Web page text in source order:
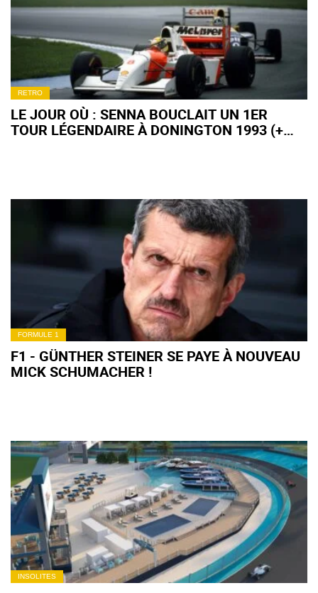
RETRO
LE JOUR OÙ : SENNA BOUCLAIT UN 1ER
TOUR LÉGENDAIRE À DONINGTON 1993 (+
FORMULE 1
F1 - GÜNTHER STEINER SE PAYE À NOUVEAU
MICK SCHUMACHER !
INSOLITES